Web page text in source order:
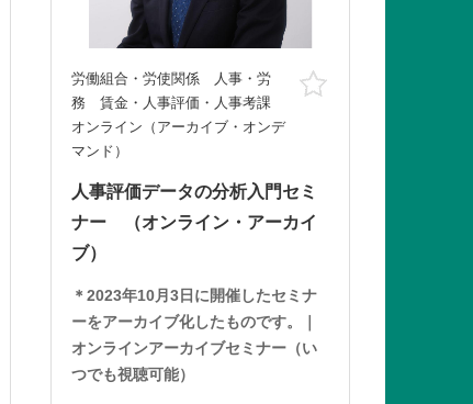
お気に入り労働組合・労使関係 人事・労
務 賃金・人事評価・人事考課
オンライン（アーカイブ・オンデ
マンド）
人事評価データの分析入門セミ
ナー （オンライン・アーカイ
ブ）
＊2023年10月3日に開催したセミナ
ーをアーカイブ化したものです。｜
オンラインアーカイブセミナー（い
つでも視聴可能）